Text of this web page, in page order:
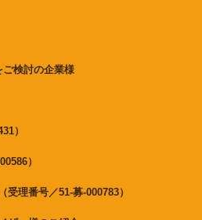
ご検討の企業様
）
）
理番号／51-募-000783）